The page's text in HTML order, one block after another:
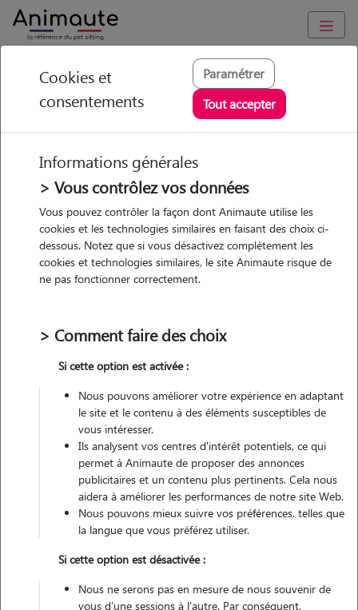
Animaute Auvergne-Rhône-Alpes Isère/Eybens
Lily-rose - Petsitter à
EYBENS
• 21 ans
Véhiculé
Contacter
L'envoi d'une demande est sans engagement
garder ou sortir des animaux serait un vrai plaisir pour moi, j'ai grandi
en aimant les animaux et en m'occupant d'eux. je souhaite garder des
Cookies et
consentements
Paramétrer
Tout accepter
Informations générales
> Vous contrôlez vos données
Vous pouvez contrôler la façon dont Animaute utilise les
cookies et les technologies similaires en faisant des choix ci-
dessous. Notez que si vous désactivez complètement les
cookies et technologies similaires, le site Animaute risque de
ne pas fonctionner correctement.
> Comment faire des choix
Si cette option est activée :
Nous pouvons améliorer votre expérience en adaptant
le site et le contenu à des éléments susceptibles de
vous intéresser.
Ils analysent vos centres d'intérêt potentiels, ce qui
permet à Animaute de proposer des annonces
publicitaires et un contenu plus pertinents. Cela nous
aidera à améliorer les performances de notre site Web.
Nous pouvons mieux suivre vos préférences, telles que
la langue que vous préférez utiliser.
Si cette option est désactivée :
Nous ne serons pas en mesure de nous souvenir de
vous d'une sessions à l'autre. Par conséquent,